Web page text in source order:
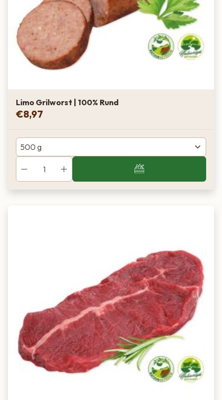
Limo Grilworst | 100% Rund
€8,97